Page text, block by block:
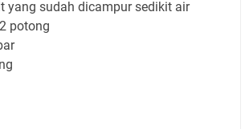
yang sudah dicampur sedikit air
potong